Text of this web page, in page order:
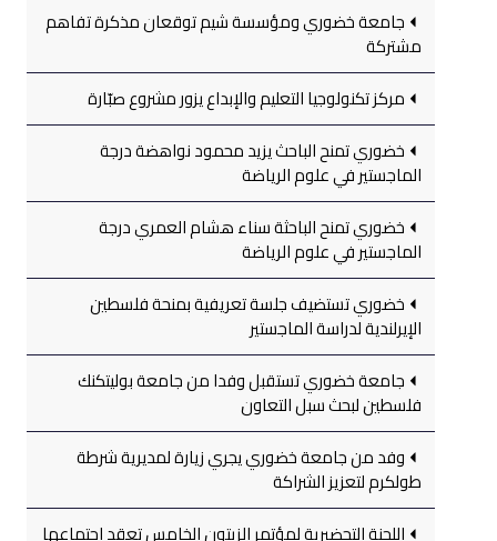
جامعة خضوري ومؤسسة شيم توقعان مذكرة تفاهم
مشتركة
مركز تكنولوجيا التعليم والإبداع يزور مشروع صبّارة
خضوري تمنح الباحث يزيد محمود نواهضة درجة
الماجستير في علوم الرياضة
خضوري تمنح الباحثة سناء هشام العمري درجة
الماجستير في علوم الرياضة
خضوري تستضيف جلسة تعريفية بمنحة فلسطين
الإيرلندية لدراسة الماجستير
جامعة خضوري تستقبل وفدا من جامعة بوليتكنك
فلسطين لبحث سبل التعاون
وفد من جامعة خضوري يجري زيارة لمديرية شرطة
طولكرم لتعزيز الشراكة
اللجنة التحضيرية لمؤتمر الزيتون الخامس تعقد اجتماعها